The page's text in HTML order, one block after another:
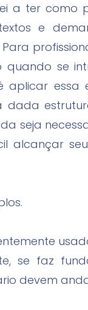
a ter como
e
quando se
aplicar
dada
seja
alcançar
se faz
devem